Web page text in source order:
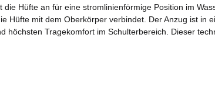
Hüfte an für eine stromlinienförmige Position im
Hüfte mit dem Oberkörper verbindet. Der Anzug ist in
Tragekomfort im Schulterbereich. Dieser